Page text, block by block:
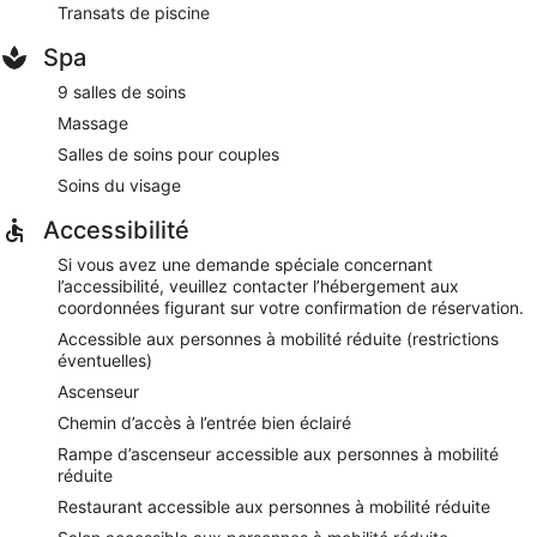
moment de détente en prenant un verre au bar. Réservation
Acoustic Music Penthouse
spécialités Cuisine internationale et offre une vue sur l'océan.
Réservation obligatoire. Ouvert certains jours.
Transats de piscine
Spa
9 salles de soins
Massage
Salles de soins pour couples
Soins du visage
Accessibilité
Si vous avez une demande spéciale concernant
l’accessibilité, veuillez contacter l’hébergement aux
coordonnées figurant sur votre confirmation de réservation.
Accessible aux personnes à mobilité réduite (restrictions
éventuelles)
Ascenseur
Chemin d’accès à l’entrée bien éclairé
Rampe d’ascenseur accessible aux personnes à mobilité
réduite
Restaurant accessible aux personnes à mobilité réduite